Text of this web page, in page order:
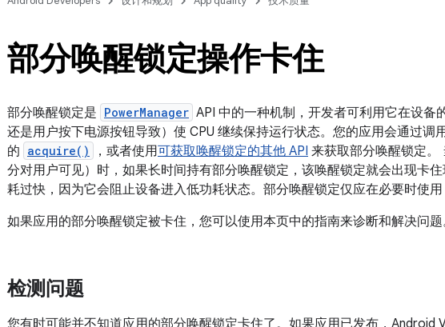
部分唤醒锁定操作卡住
部分唤醒锁定是 PowerManager API 中的一种机制，开发者可利用它在设备
还是用户按下电源按钮导致）使 CPU 继续保持运行状态。您的应用会通过调
的 acquire() ，或者使用可获取唤醒锁定的其他 API 来获取部分唤醒锁定。
分对用户可见）时，如果长时间持有部分唤醒锁定，该唤醒锁定就会出现卡住
耗过快，因为它会阻止设备进入低功耗状态。部分唤醒锁定仅应在必要时使用
如果应用的部分唤醒锁定被卡住，您可以使用本页中的指南来诊断和解决问题
检测问题
您有时可能并不知道应用的部分唤醒锁定卡住了。如果应用已发布，Android